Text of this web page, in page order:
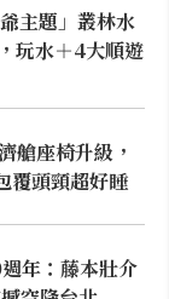
主題」叢林水
玩水＋4大順遊
艙座椅升級，
覆頭頸超好睡
年：藤本壯介